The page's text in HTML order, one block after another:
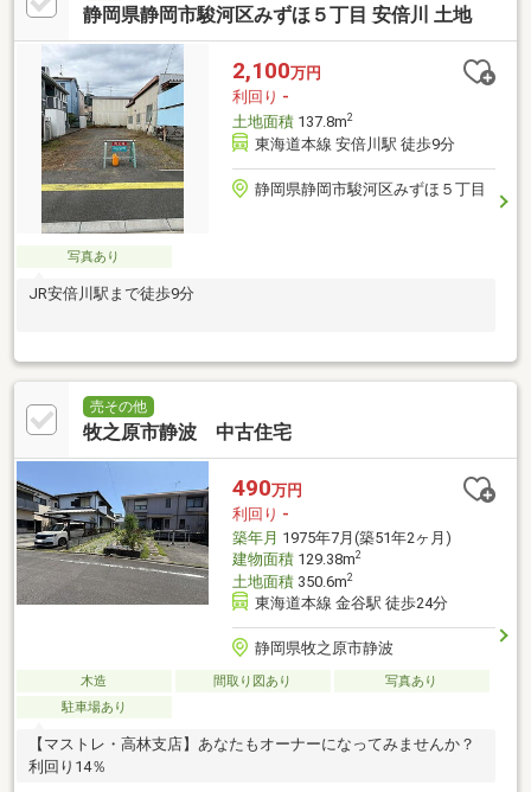
静岡県静岡市駿河区みずほ５丁目 安倍川 土地
2,100万円
利回り -
土地面積137.8m2
東海道本線 安倍川駅 徒歩9分
静岡県静岡市駿河区みずほ５丁目
写真あり
JR安倍川駅まで徒歩9分
売その他
牧之原市静波 中古住宅
490万円
利回り -
築年月 1975年7月(築51年2ヶ月)
建物面積129.38m2
土地面積350.6m2
東海道本線 金谷駅 徒歩24分
静岡県牧之原市静波
木造 間取り図あり
写真あり
駐車場あり
【マストレ・高林支店】あなたもオーナーになってみませんか？
利回り14％